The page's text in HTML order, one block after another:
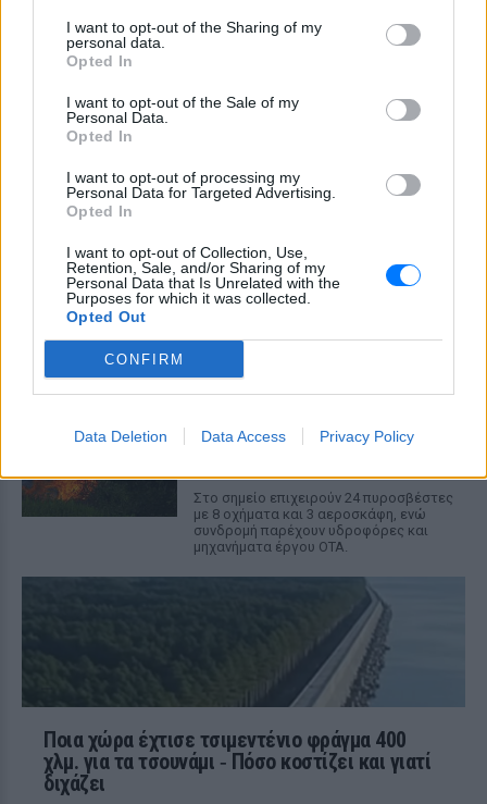
I want to opt-out of the Sharing of my
personal data.
Opted In
I want to opt-out of the Sale of my
Personal Data.
Opted In
I want to opt-out of processing my
Personal Data for Targeted Advertising.
Opted In
I want to opt-out of Collection, Use,
Retention, Sale, and/or Sharing of my
Personal Data that Is Unrelated with the
Purposes for which it was collected.
Opted Out
CONFIRM
Data Deletion Data Access Privacy Policy
υιοθετήσει η αγέλη των λύκων
– Το σπαρακτικό βίντεο
Μια μοναδική σχέση ανάμεσα σε λύκους
Ανδρας βγήκε στην πλατεία του
χωριού Αβαντας και έδειχνε τα
ανηλίκα κορίτσια
ΣΉΜΕΡΑ
Ο συγκεκριμένος άνδρας είχε συλληφθεί
το ίδιο αδίκημα ωστόσο στη
Φωτιά στην Κρήνη Φαρσάλων:
112
Στο σημείο επιχειρούν 24 πυροσβέστες
με 8 οχήματα και 3 αεροσκάφη, ενώ
συνδρομή παρέχουν υδροφόρες και
μηχανήματα έργου ΟΤΑ.
Ποια χώρα έχτισε τσιμεντένιο φράγμα 400
χλμ. για τα τσουνάμι ‑ Πόσο κοστίζει και γιατί
διχάζει